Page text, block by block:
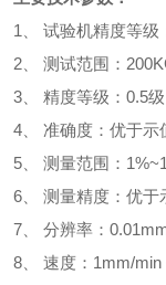
1、 试验机精度等级
2、 测试范围：
3、 精度等级：0.5级
4、 准确度：优于示
5、 测量范围：
6、 测量精度：优于
7、 分辨率：
8、 速度：1mm/min